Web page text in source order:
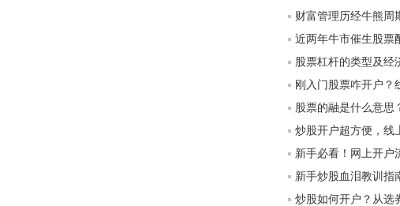
财富管理历经牛熊周
近两年牛市催生股票
股票杠杆的类型及经
刚入门股票咋开户？
股票的融是什么意思
炒股开户超方便，线
新手必看！网上开户
新手炒股血泪教训指
炒股如何开户？从选